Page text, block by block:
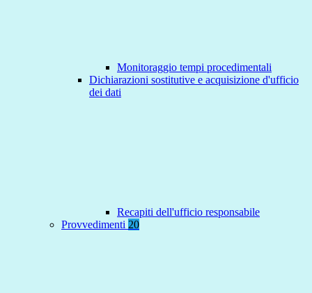
Monitoraggio tempi procedimentali
Dichiarazioni sostitutive e acquisizione d'ufficio
dei dati
Recapiti dell'ufficio responsabile
Provvedimenti 20